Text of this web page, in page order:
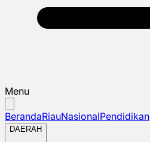
Menu
BerandaRiauNasionalPendidikan
DAERAH